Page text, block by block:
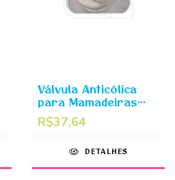
Válvula Anticólica
para Mamadeiras
Easy Start - MAM
R$37,64
DETALHES